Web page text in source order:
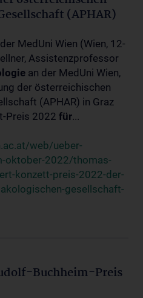
(APHAR)
MedUni Wien (Wien, 12-
Assistenzprofessor
an der MedUni Wien,
der österreichischen
(APHAR) in Graz
Preis 2022 für...
web/ueber-
oktober-2022/thomas-
konzett-preis-2022-der-
gesellschaft-
Buchheim-Preis